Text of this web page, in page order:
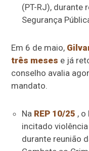
(PT-RJ), durante
Segurança
Em 6 de maio,
três meses e já
conselho avalia
mandato.
Na REP 10/25 , o
incitado
durante reunião